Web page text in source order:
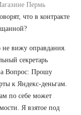
Пермь
что в контракте
вижу оправдания.
секретарь
Вопрос: Прошу
к Яндекс-деньгам.
по себе может
Я взятое под